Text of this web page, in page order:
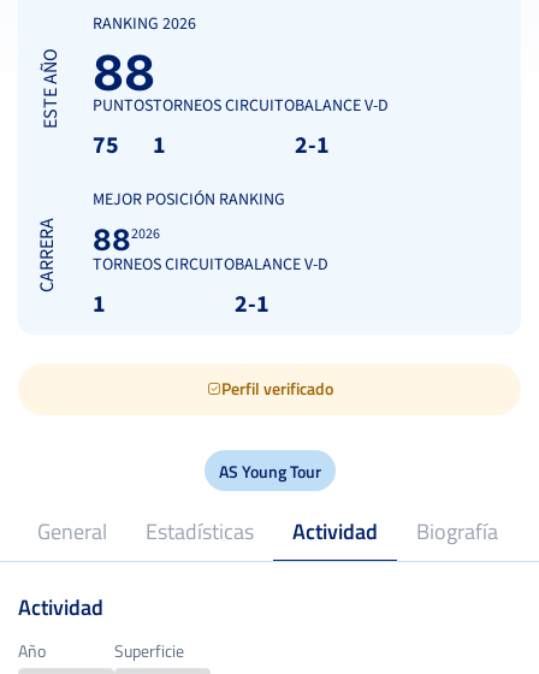
ESTE AÑO
RANKING 2026
88
PUNTOS
75
TORNEOS CIRCUITO
1
BALANCE V-D
2-1
CARRERA
MEJOR POSICIÓN RANKING
882026
TORNEOS CIRCUITO
1
BALANCE V-D
2-1
AS Young Tour
General Estadísticas Actividad Biografía
Perfil verificado
Edad
Año Superficie
Actividad
Año Superficie